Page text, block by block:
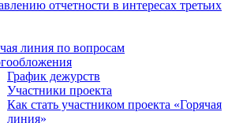
отчетности в интересах третьих
линия по вопросам
График дежурств
Участники проекта
Как стать участником проекта «Горячая
линия»